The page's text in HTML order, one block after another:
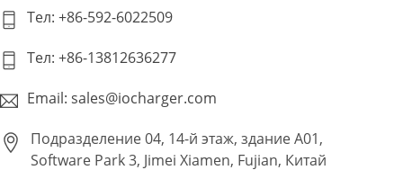
Тел: +86-592-6022509
Тел: +86-13812636277
Email: sales@iocharger.com
Подразделение 04, 14-й этаж, здание A01,
Software Park 3, Jimei Xiamen, Fujian, Китай